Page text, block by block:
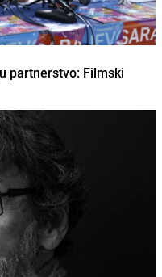
partnerstvo: Filmski